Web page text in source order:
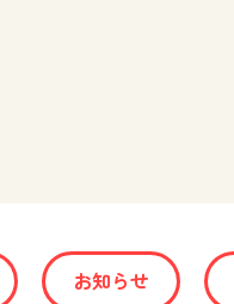
お知らせ